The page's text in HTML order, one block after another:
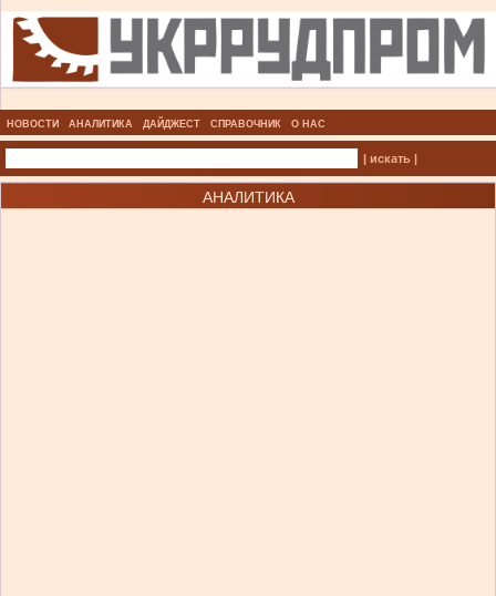
НОВОСТИ АНАЛИТИКА ДАЙДЖЕСТ СПРАВОЧНИК О НАС
| искать |
АНАЛИТИКА